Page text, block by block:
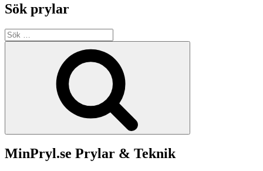
Sök prylar
Sök
efter:
MinPryl.se Prylar & Teknik